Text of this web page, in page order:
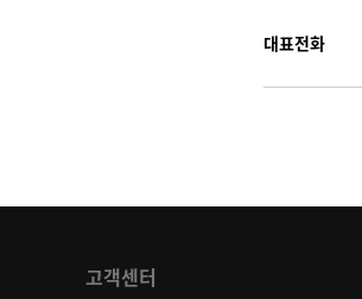
대표전화
고객센터